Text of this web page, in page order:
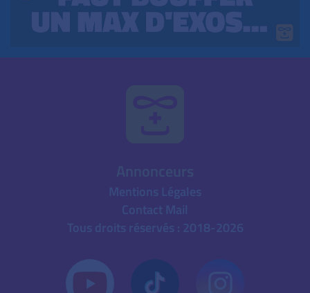
Mentions Légales
Contact Mail
Tous droits réservés : 2018-2026